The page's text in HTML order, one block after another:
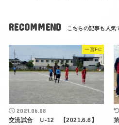
RECOMMEND
一宮FC
2021.06.08
交流試合 Ｕ-12 【2021.6.6】